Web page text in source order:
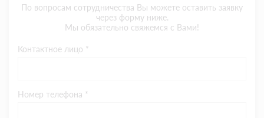
По вопросам сотрудничества Вы можете оставить заявку
через форму ниже.
Мы обязательно свяжемся с Вами!
Контактное лицо *
Номер телефона *